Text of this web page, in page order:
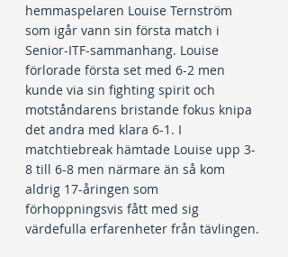
hemmaspelaren Louise Ternström
som igår vann sin första match i
Senior-ITF-sammanhang. Louise
förlorade första set med 6-2 men
kunde via sin fighting spirit och
motståndarens bristande fokus knipa
det andra med klara 6-1. I
matchtiebreak hämtade Louise upp 3-
8 till 6-8 men närmare än så kom
aldrig 17-åringen som
förhoppningsvis fått med sig
värdefulla erfarenheter från tävlingen.